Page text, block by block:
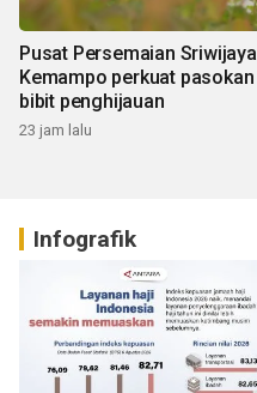
Pusat Persemaian Sriwijaya
Kemampo perkuat pasokan
bibit penghijauan
23 jam lalu
Infografik